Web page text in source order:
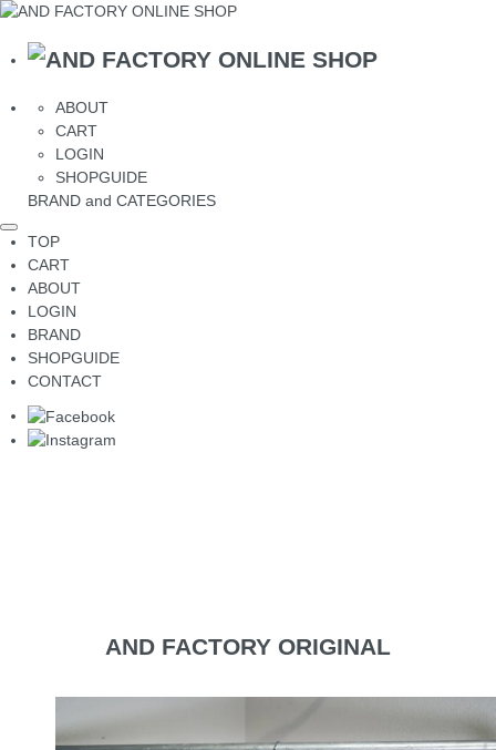
ABOUT
CART
LOGIN
SHOPGUIDE
BRAND and CATEGORIES
TOP
CART
ABOUT
LOGIN
BRAND
SHOPGUIDE
CONTACT
AND FACTORY ORIGINAL